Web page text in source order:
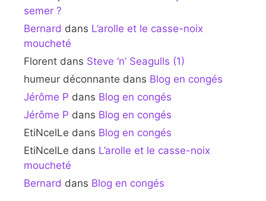
semer ?
Bernard dans L’arolle et le casse-noix
moucheté
Florent dans Steve ‘n’ Seagulls (1)
humeur déconnante dans Blog en congés
Jérôme P dans Blog en congés
Jérôme P dans Blog en congés
EtiNcelLe dans Blog en congés
EtiNcelLe dans L’arolle et le casse-noix
moucheté
Bernard dans Blog en congés